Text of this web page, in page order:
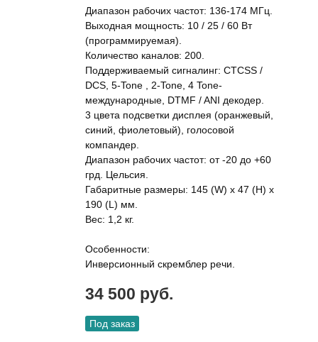
Диапазон рабочих частот: 136-174 МГц.
Выходная мощность: 10 / 25 / 60 Вт
(программируемая).
Количество каналов: 200.
Поддерживаемый сигналинг: CTCSS /
DCS, 5-Tone , 2-Tone, 4 Tone-
международные, DTMF / ANI декодер.
3 цвета подсветки дисплея (оранжевый,
синий, фиолетовый), голосовой
компандер.
Диапазон рабочих частот: от -20 до +60
грд. Цельсия.
Габаритные размеры: 145 (W) x 47 (H) x
190 (L) мм.
Вес: 1,2 кг.
Особенности:
Инверсионный скремблер речи.
34 500 руб.
Под заказ